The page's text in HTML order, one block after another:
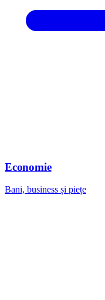
Economie
Bani, business și piețe